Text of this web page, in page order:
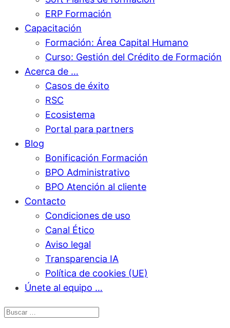
ERP Formación
Capacitación
Formación: Área Capital Humano
Curso: Gestión del Crédito de Formación
Acerca de …
Casos de éxito
RSC
Ecosistema
Portal para partners
Blog
Bonificación Formación
BPO Administrativo
BPO Atención al cliente
Contacto
Condiciones de uso
Canal Ético
Aviso legal
Transparencia IA
Política de cookies (UE)
Únete al equipo …